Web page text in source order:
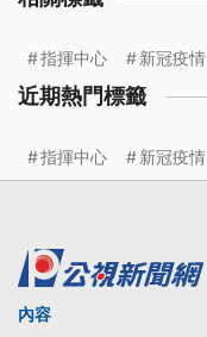
指揮中心 新冠疫情
近期熱門標籤
指揮中心 新冠疫情
內容